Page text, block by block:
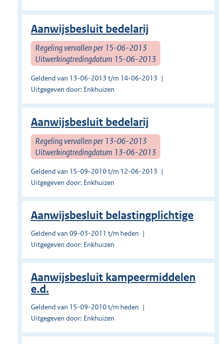
Aanwijsbesluit bedelarij
Regeling vervallen per 15-06-2013
Uitwerkingtredingdatum 15-06-2013
Geldend van 13-06-2013 t/m 14-06-2013
Uitgegeven door: Enkhuizen
Aanwijsbesluit bedelarij
Regeling vervallen per 13-06-2013
Uitwerkingtredingdatum 13-06-2013
Geldend van 15-09-2010 t/m 12-06-2013
Uitgegeven door: Enkhuizen
Aanwijsbesluit belastingplichtige
Geldend van 09-03-2011 t/m heden
Uitgegeven door: Enkhuizen
Aanwijsbesluit kampeermiddelen
e.d.
Geldend van 15-09-2010 t/m heden
Uitgegeven door: Enkhuizen